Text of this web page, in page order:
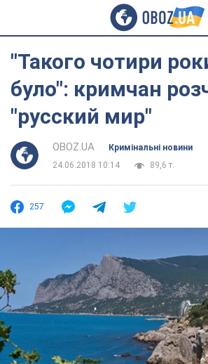
"Такого чотири
було": кримчан
"русский мир"
OBOZ.UA
Кримінальні новини
24.06.2018 10:14
89,6 т.
257